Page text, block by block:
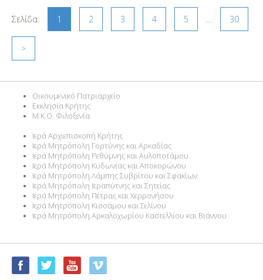
συναντούμε και τον Ενετικό ναό […]
Σελίδα: 1 2 3 4 5 30
>
Οικουμενικό Πατριαρχείο
Εκκλησία Κρήτης
M.K.O. Φιλοξενία
Ιερά Αρχιεπισκοπή Κρήτης
Ιερά Μητρόπολη Γορτύνης και Αρκαδίας
Ιερά Μητρόπολη Ρεθύμνης και Αυλοποτάμου
Ιερά Μητρόπολη Κυδωνίας και Αποκορώνου
Ιερά Μητρόπολη Λάμπης Συβρίτου και Σφακίων
Ιερά Μητρόπολη Ιεραπύτνης και Σητείας
Ιερά Μητρόπολη Πέτρας και Χερρονήσου
Ιερά Μητρόπολη Κισσάμου και Σελίνου
Ιερά Μητρόπολη Αρκαλοχωρίου Καστελλίου και Βιάννου